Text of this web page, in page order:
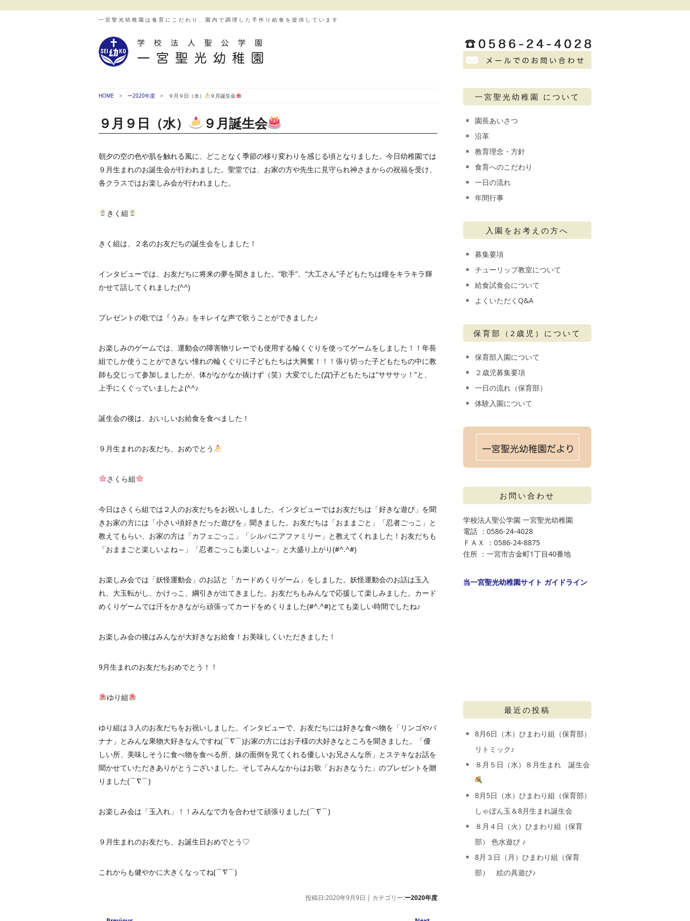
一宮聖光幼稚園は食育にこだわり、園内で調理した手作り給食を提供しています
HOME ー2020年度 ９月９日（水） ９月誕生会
９月９日（水） ９月誕生会
朝夕の空の色や肌を触れる風に、どことなく季節の移り変わりを感じる頃となりました。今日幼稚園では
９月生まれのお誕生会が行われました。聖堂では、お家の方や先生に見守られ神さまからの祝福を受け、
各クラスではお楽しみ会が行われました。
きく組
きく組は、２名のお友だちの誕生会をしました！
インタビューでは、お友だちに将来の夢を聞きました。“歌手”、“大工さん”子どもたちは瞳をキラキラ輝
かせて話してくれました(^^)
プレゼントの歌では『うみ』をキレイな声で歌うことができました♪
お楽しみのゲームでは、運動会の障害物リレーでも使用する輪くぐりを使ってゲームをしました！！年長
組でしか使うことができない憧れの輪くぐりに子どもたちは大興奮！！！張り切った子どもたちの中に教
師も交じって参加しましたが、体がなかなか抜けず（笑）大変でした(‘Д’)子どもたちは“サササッ！”と、
上手にくぐっていましたよ(^^♪
誕生会の後は、おいしいお給食を食べました！
９月生まれのお友だち、おめでとう
さくら組
今日はさくら組では２人のお友だちをお祝いしました。インタビューではお友だちは「好きな遊び」を聞
きお家の方には「小さい頃好きだった遊びを」聞きました。お友だちは「おままごと」「忍者ごっこ」と
教えてもらい、お家の方は「カフェごっこ」「シルバニアファミリー」と教えてくれました！お友だちも
「おままごと楽しいよね～」「忍者ごっこも楽しいよ~」と大盛り上がり(#^.^#)
お楽しみ会では「妖怪運動会」のお話と「カードめくりゲーム」をしました。妖怪運動会のお話は玉入
れ、大玉転がし、かけっこ、綱引きが出てきました。お友だちもみんなで応援して楽しみました。カード
めくりゲームでは汗をかきながら頑張ってカードをめくりました(#^.^#)とても楽しい時間でしたね♪
お楽しみ会の後はみんなが大好きなお給食！お美味しくいただきました！
9月生まれのお友だちおめでとう！！
ゆり組
ゆり組は３人のお友だちをお祝いしました。インタビューで、お友だちには好きな食べ物を「リンゴやバ
ナナ」とみんな果物大好きなんですね(⌒∇⌒)お家の方にはお子様の大好きなところを聞きました。「優
しい所、美味しそうに食べ物を食べる所、妹の面倒を見てくれる優しいお兄さんな所」とステキなお話を
聞かせていただきありがとうございました。そしてみんなからはお歌「おおきなうた」のプレゼントを贈
りました(⌒∇⌒)
お楽しみ会は「玉入れ」！！みんなで力を合わせて頑張りました(⌒∇⌒)
９月生まれのお友だち、お誕生日おめでとう♡
これからも健やかに大きくなってね(⌒∇⌒)
投稿日:2020年9月9日 | カテゴリー:ー2020年度
一宮聖光幼稚園 について
園長あいさつ
沿革
教育理念・方針
食育へのこだわり
一日の流れ
年間行事
入園をお考えの方へ
募集要項
チューリップ教室について
給食試食会について
よくいただくQ&A
保育部（2歳児）について
保育部入園について
２歳児募集要項
一日の流れ（保育部）
体験入園について
お問い合わせ
学校法人聖公学園 一宮聖光幼稚園
電話 ：0586-24-4028
ＦＡＸ ：0586-24-8875
住所 ：一宮市古金町1丁目40番地
当一宮聖光幼稚園サイト ガイドライン
最近の投稿
8月6日（木）ひまわり組（保育部）
リトミック♪
８月５日（水）８月生まれ 誕生会
8月5日（水）ひまわり組（保育部）
しゃぼん玉＆8月生まれ誕生会
８月４日（火）ひまわり組（保育
部） 色水遊び ♪
8月３日（月）ひまわり組（保育
部） 絵の具遊び♪